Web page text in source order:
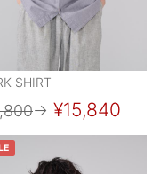
SHIRT
→ ¥15,840